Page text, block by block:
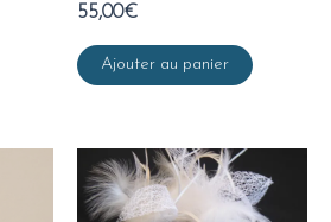
55,00€
Ajouter au panier